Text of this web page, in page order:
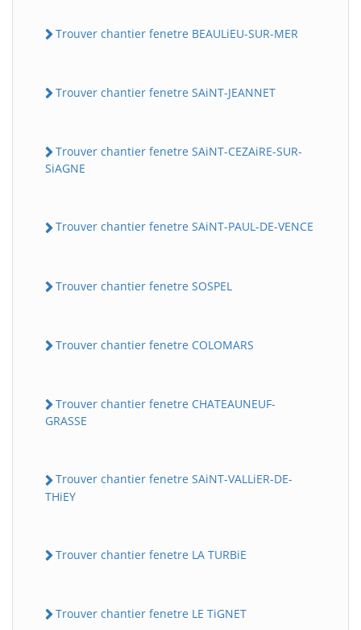
Trouver chantier fenetre BEAULiEU-SUR-MER
Trouver chantier fenetre SAiNT-JEANNET
Trouver chantier fenetre SAiNT-CEZAiRE-SUR-
SiAGNE
Trouver chantier fenetre SAiNT-PAUL-DE-VENCE
Trouver chantier fenetre SOSPEL
Trouver chantier fenetre COLOMARS
Trouver chantier fenetre CHATEAUNEUF-
GRASSE
Trouver chantier fenetre SAiNT-VALLiER-DE-
THiEY
Trouver chantier fenetre LA TURBiE
Trouver chantier fenetre LE TiGNET